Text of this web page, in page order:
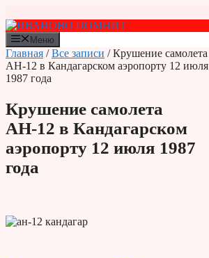
к
содержимому
Меню
Главная /Все записи / Крушение самолета
АН-12 в Кандагарском аэропорту 12 июля
1987 года
Крушение самолета
АН-12 в Кандагарском
аэропорту 12 июля 1987
года